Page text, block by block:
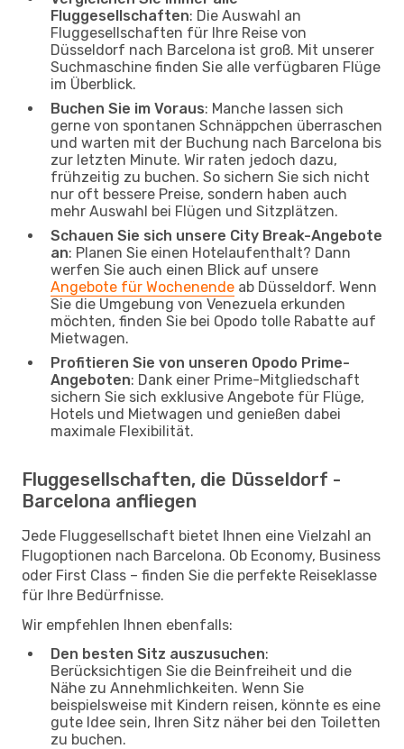
Fluggesellschaften: Die Auswahl an
Fluggesellschaften für Ihre Reise von
Düsseldorf nach Barcelona ist groß. Mit unserer
Suchmaschine finden Sie alle verfügbaren Flüge
im Überblick.
Buchen Sie im Voraus: Manche lassen sich
gerne von spontanen Schnäppchen überraschen
und warten mit der Buchung nach Barcelona bis
zur letzten Minute. Wir raten jedoch dazu,
frühzeitig zu buchen. So sichern Sie sich nicht
nur oft bessere Preise, sondern haben auch
mehr Auswahl bei Flügen und Sitzplätzen.
Schauen Sie sich unsere City Break-Angebote
an: Planen Sie einen Hotelaufenthalt? Dann
werfen Sie auch einen Blick auf unsere
Angebote für Wochenende ab Düsseldorf. Wenn
Sie die Umgebung von Venezuela erkunden
möchten, finden Sie bei Opodo tolle Rabatte auf
Mietwagen.
Profitieren Sie von unseren Opodo Prime-
Angeboten: Dank einer Prime-Mitgliedschaft
sichern Sie sich exklusive Angebote für Flüge,
Hotels und Mietwagen und genießen dabei
maximale Flexibilität.
Fluggesellschaften, die Düsseldorf -
Barcelona anfliegen
Jede Fluggesellschaft bietet Ihnen eine Vielzahl an
Flugoptionen nach Barcelona. Ob Economy, Business
oder First Class – finden Sie die perfekte Reiseklasse
für Ihre Bedürfnisse.
Wir empfehlen Ihnen ebenfalls:
Den besten Sitz auszusuchen:
Berücksichtigen Sie die Beinfreiheit und die
Nähe zu Annehmlichkeiten. Wenn Sie
beispielsweise mit Kindern reisen, könnte es eine
gute Idee sein, Ihren Sitz näher bei den Toiletten
zu buchen.